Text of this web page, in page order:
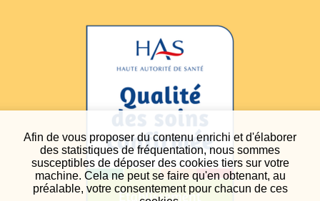
Afin de vous proposer du contenu enrichi et d'élaborer
des statistiques de fréquentation, nous sommes
susceptibles de déposer des cookies tiers sur votre
machine. Cela ne peut se faire qu'en obtenant, au
préalable, votre consentement pour chacun de ces